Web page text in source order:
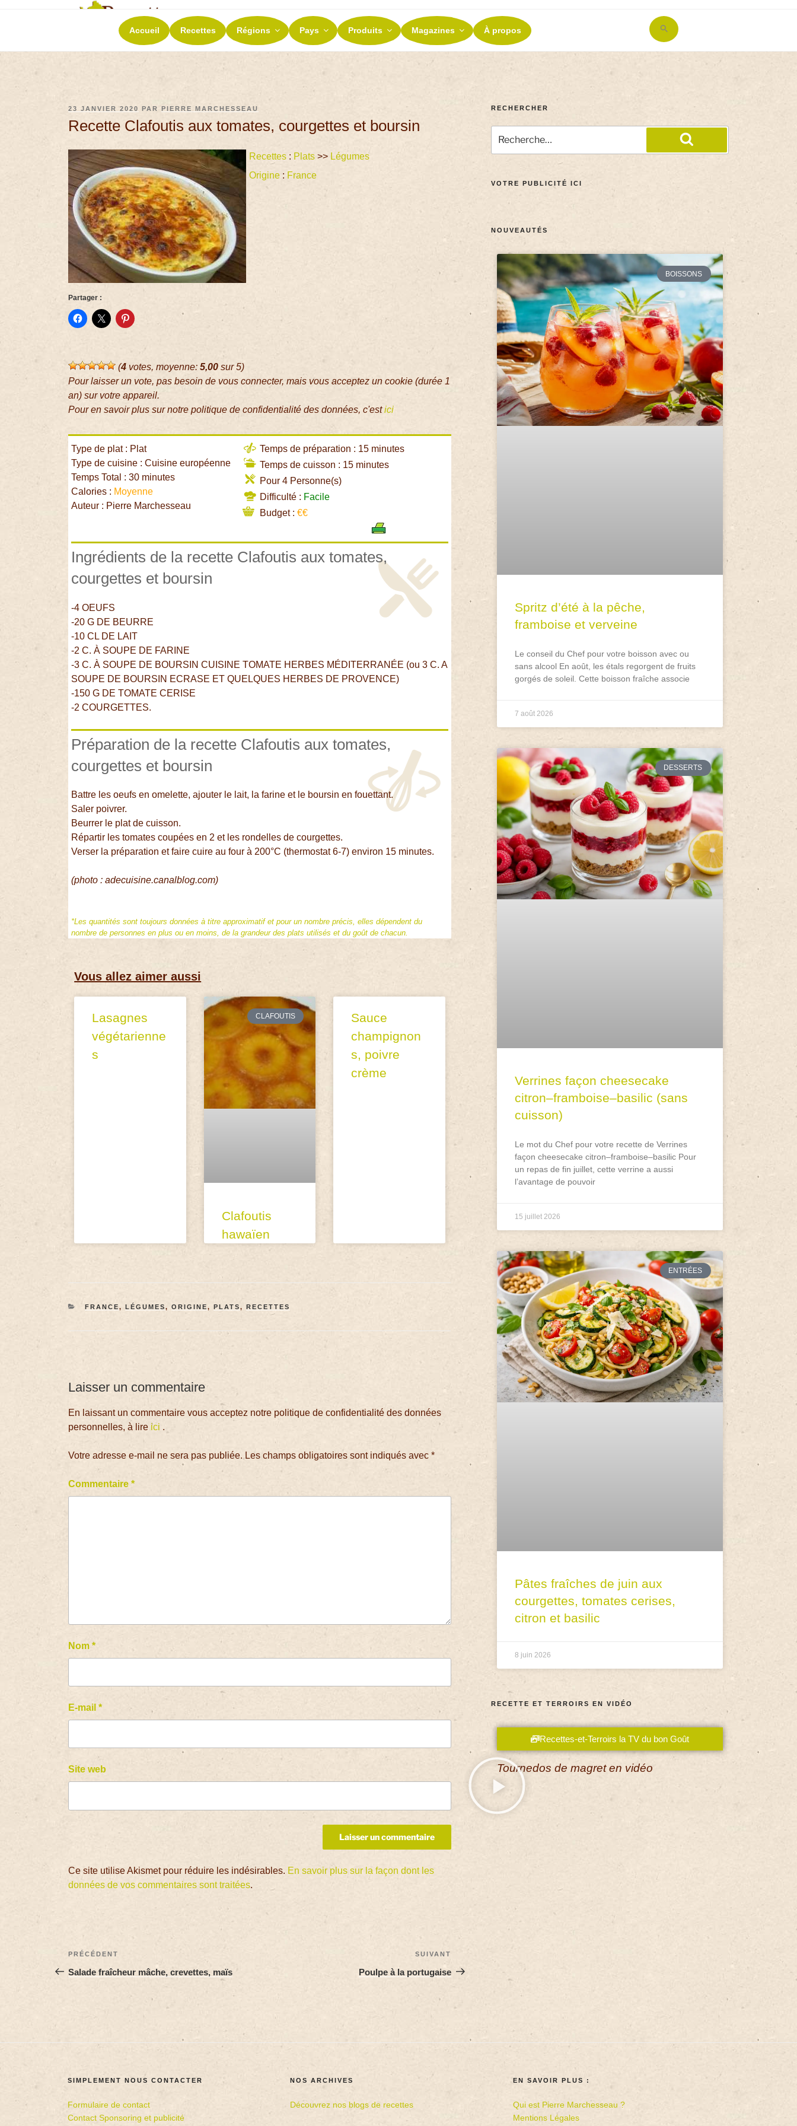
RECETTES ET TERROIRS
La richesse de nos terroirs
Accueil Recettes Régions Pays Produits Magazines À propos
Search
for:
23 JANVIER 2020 PARPIERRE MARCHESSEAU
Recette Clafoutis aux tomates, courgettes et boursin
Recettes : Plats >> Légumes
Origine : France
Partager :
(4 votes, moyenne:5,00 sur 5)
Pour laisser un vote, pas besoin de vous connecter, mais vous acceptez un cookie (durée 1
an) sur votre appareil.
Pour en savoir plus sur notre politique de confidentialité des données, c'estici
Type de plat : Plat
Type de cuisine : Cuisine européenne
Temps Total : 30 minutes
Calories : Moyenne
Auteur : Pierre Marchesseau
Temps de préparation : 15 minutes
Temps de cuisson : 15 minutes
Pour 4 Personne(s)
Difficulté : Facile
Budget :€€
Ingrédients de la recette Clafoutis aux tomates,
courgettes et boursin
-4 OEUFS
-20 G DE BEURRE
-10 CL DE LAIT
-2 C. À SOUPE DE FARINE
-3 C. À SOUPE DE BOURSIN CUISINE TOMATE HERBES MÉDITERRANÉE (ou 3 C. A
SOUPE DE BOURSIN ECRASE ET QUELQUES HERBES DE PROVENCE)
-150 G DE TOMATE CERISE
-2 COURGETTES.
Préparation de la recette Clafoutis aux tomates,
courgettes et boursin
Battre les oeufs en omelette, ajouter le lait, la farine et le boursin en fouettant.
Saler poivrer.
Beurrer le plat de cuisson.
Répartir les tomates coupées en 2 et les rondelles de courgettes.
Verser la préparation et faire cuire au four à 200°C (thermostat 6-7) environ 15 minutes.
(photo : adecuisine.canalblog.com)
*Les quantités sont toujours données à titre approximatif et pour un nombre précis, elles dépendent du
nombre de personnes en plus ou en moins, de la grandeur des plats utilisés et du goût de chacun.
Vous allez aimer aussi
Lasagnes
végétarienne
s
CLAFOUTIS
Clafoutis
hawaïen
Sauce
champignon
s, poivre
crème
FRANCE, LÉGUMES, ORIGINE, PLATS, RECETTES
Laisser un commentaire
En laissant un commentaire vous acceptez notre politique de confidentialité des données
personnelles, à lire ici .
Votre adresse e-mail ne sera pas publiée. Les champs obligatoires sont indiqués avec*
Commentaire*
Nom*
E-mail*
Site web
Ce site utilise Akismet pour réduire les indésirables. En savoir plus sur la façon dont les
données de vos commentaires sont traitées.
PRÉCÉDENT
Salade fraîcheur mâche, crevettes, maïs
SUIVANT
Poulpe à la portugaise
RECHERCHER
VOTRE PUBLICITÉ ICI
NOUVEAUTÉS
BOISSONS
Spritz d’été à la pêche,
framboise et verveine
Le conseil du Chef pour votre boisson avec ou
sans alcool En août, les étals regorgent de fruits
gorgés de soleil. Cette boisson fraîche associe
7 août 2026
DESSERTS
Verrines façon cheesecake
citron–framboise–basilic (sans
cuisson)
Le mot du Chef pour votre recette de Verrines
façon cheesecake citron–framboise–basilic Pour
un repas de fin juillet, cette verrine a aussi
l’avantage de pouvoir
15 juillet 2026
ENTRÉES
Pâtes fraîches de juin aux
courgettes, tomates cerises,
citron et basilic
8 juin 2026
RECETTE ET TERROIRS EN VIDÉO
Recettes-et-Terroirs la TV du bon Goût
Tournedos de magret en vidéo
SIMPLEMENT NOUS CONTACTER
Formulaire de contact
Contact Sponsoring et publicité
NOS ARCHIVES
Découvrez nos blogs de recettes
EN SAVOIR PLUS :
Qui est Pierre Marchesseau ?
Mentions Légales